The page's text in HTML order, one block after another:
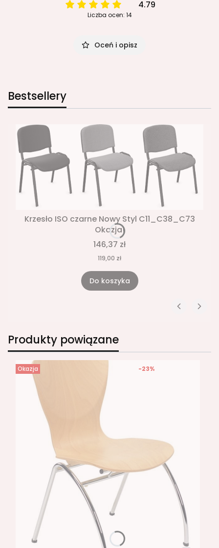
4.79
Liczba ocen: 14
Oceń i opisz
Bestsellery
Krzesło ISO czarne Nowy Styl C11_C38_C73
Okazja!
146,37 zł
119,00 zł
Do koszyka
Produkty powiązane
Okazja -23%